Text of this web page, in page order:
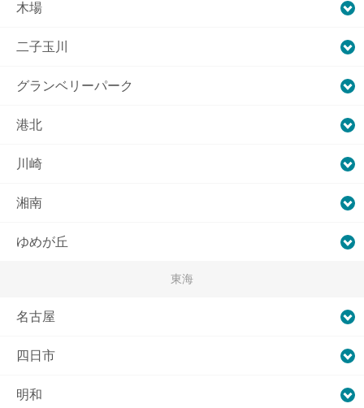
木場
二子玉川
グランベリーパーク
港北
川崎
湘南
ゆめが丘
東海
名古屋
四日市
明和